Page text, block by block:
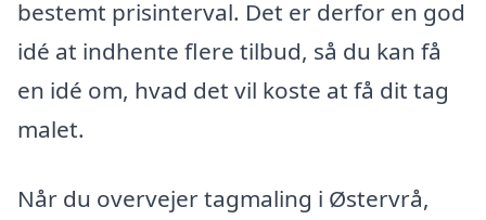
bestemt prisinterval. Det er derfor en god
idé at indhente flere tilbud, så du kan få
en idé om, hvad det vil koste at få dit tag
malet.
Når du overvejer tagmaling i Østervrå,